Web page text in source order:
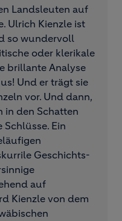
Landsleuten auf
Ulrich Kienzle ist
so wundervoll
oder klerikale
brillante Analyse
Und er trägt sie
vor. Und dann,
in den Schatten
Ein
Geschichts-
auf
Kienzle von dem